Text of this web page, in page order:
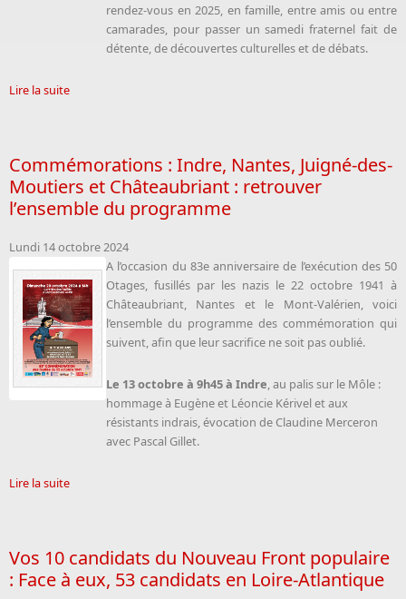
rendez-vous en 2025, en famille, entre amis ou entre
camarades, pour passer un samedi fraternel fait de
détente, de découvertes culturelles et de débats.
Lire la suite
Commémorations : Indre, Nantes, Juigné-des-
Moutiers et Châteaubriant : retrouver
l’ensemble du programme
Lundi 14 octobre 2024
A l’occasion du 83e anniversaire de l’exécution des 50
Otages, fusillés par les nazis le 22 octobre 1941 à
Châteaubriant, Nantes et le Mont-Valérien, voici
l’ensemble du programme des commémoration qui
suivent, afin que leur sacrifice ne soit pas oublié.
Le 13 octobre à 9h45 à Indre, au palis sur le Môle :
hommage à Eugène et Léoncie Kérivel et aux
résistants indrais, évocation de Claudine Merceron
avec Pascal Gillet.
Lire la suite
Vos 10 candidats du Nouveau Front populaire
: Face à eux, 53 candidats en Loire-Atlantique